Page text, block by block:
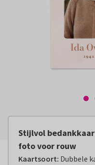
Stijlvol
foto voor rouw
Kaartsoort: Dubbele